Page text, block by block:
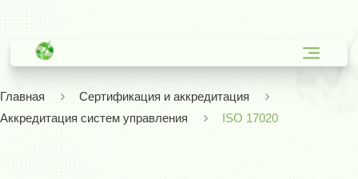
Главная
Сертификация и аккредитация
Аккредитация систем управления
ISO 17020